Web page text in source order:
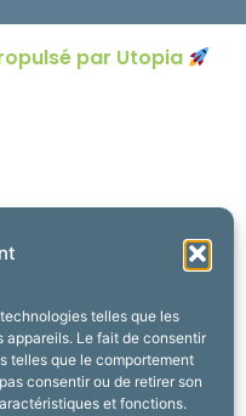
telles que les
Le fait de consentir
telles que le comportement
consentir ou de retirer son
et fonctions.
par Utopia